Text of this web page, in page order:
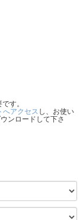
す。
へアクセス し、お使い
ンロードして下さ